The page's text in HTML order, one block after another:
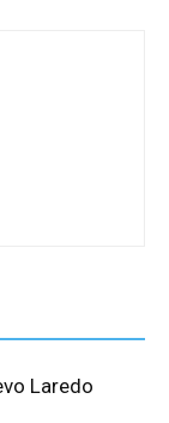
Laredo